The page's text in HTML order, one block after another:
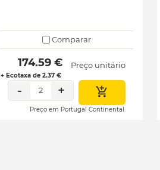
Comparar
174.59 €
+ Ecotaxa de 2.37 €
Preço unitário
- 2 +
Preço em Portugal Continental.